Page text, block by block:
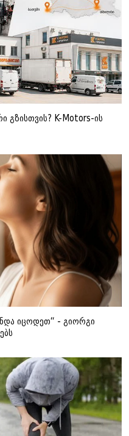
გზისთვის? K-Motors-ის
იცოდეთ“ - გიორგი